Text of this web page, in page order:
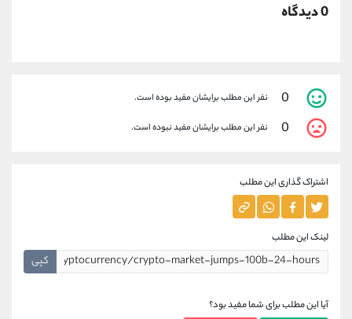
0 دیدگاه
0 نفر این مطلب برایشان مفید بوده است.
0 نفر این مطلب برایشان مفید نبوده است.
اشتراک گذاری این مطلب
لینک این مطلب
کپی
آیا این مطلب برای شما مفید بود؟